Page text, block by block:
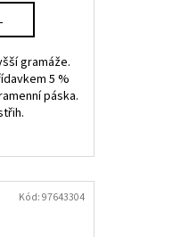
gramáže.
5 %
páska.
Kód:97643304